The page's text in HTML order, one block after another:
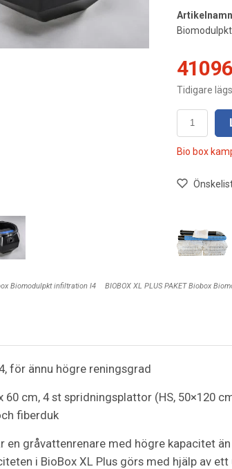
Tidigare
Bio box
Biomodulpkt infiltration I4 BIOBOX XL PLUS PAKET Biobox
för ännu högre reningsgrad
60 cm, 4 st spridningsplattor (HS, 50×120
fiberduk
en gråvattenrenare med högre kapacitet än
i BioBox XL Plus görs med hjälp av